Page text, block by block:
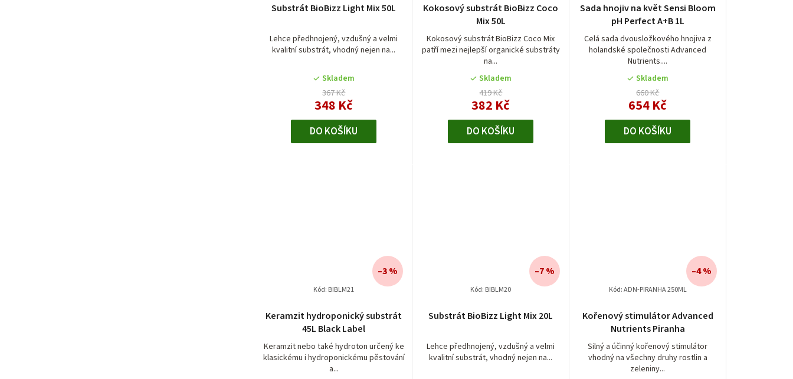
Substrát BioBizz Light Mix 50L
Lehce předhnojený, vzdušný a velmi
kvalitní substrát, vhodný nejen na...
Skladem
367 Kč
348 Kč
DO KOŠÍKU
Kokosový substrát BioBizz Coco
Mix 50L
Kokosový substrát BioBizz Coco Mix
patří mezi nejlepší organické substráty
na...
Skladem
419 Kč
382 Kč
DO KOŠÍKU
Sada hnojiv na květ Sensi Bloom
pH Perfect A+B 1L
Celá sada dvousložkového hnojiva z
holandské společnosti Advanced
Nutrients....
Skladem
660 Kč
654 Kč
DO KOŠÍKU
Keramzit hydroponický substrát
45L Black Label
Keramzit nebo také hydroton určený ke
klasickému i hydroponickému pěstování
a...
–3 %
Kód: BIBLM21
Substrát BioBizz Light Mix 20L
Lehce předhnojený, vzdušný a velmi
kvalitní substrát, vhodný nejen na...
–7 %
Kód: BIBLM20
Kořenový stimulátor Advanced
Nutrients Piranha
Silný a účinný kořenový stimulátor
vhodný na všechny druhy rostlin a
zeleniny...
–4 %
Kód:ADN-PIRANHA 250ML